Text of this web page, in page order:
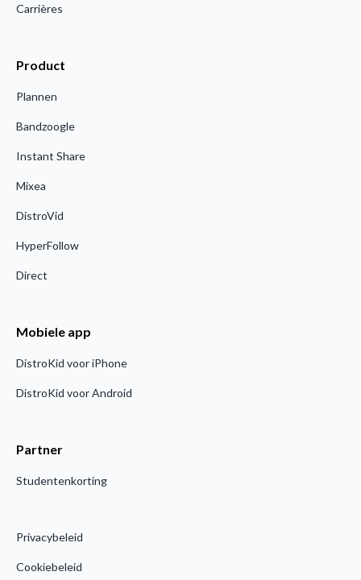
Carrières
Product
Plannen
Bandzoogle
Instant Share
Mixea
DistroVid
HyperFollow
Direct
Mobiele app
DistroKid voor iPhone
DistroKid voor Android
Partner
Studentenkorting
Privacybeleid
Cookiebeleid